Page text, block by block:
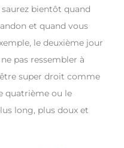
bientôt quand
et quand vous
le deuxième jour
pas ressembler à
super droit comme
quatrième ou le
long, plus doux et